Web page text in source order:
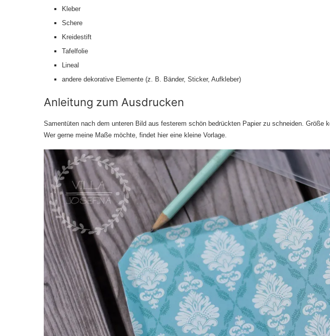
Kleber
Schere
Kreidestift
Tafelfolie
Lineal
andere dekorative Elemente (z. B. Bänder, Sticker, Aufkleber)
Anleitung zum Ausdrucken
Samentüten nach dem unteren Bild aus festerem schön bedrückten Papier zu schneiden. Größe
Wer gerne meine Maße möchte, findet hier eine kleine Vorlage.